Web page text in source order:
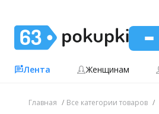
Лента Женщинам
Главная Все категории товаров